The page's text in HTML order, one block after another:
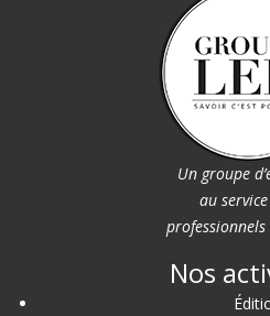
Un groupe
au
professionnels
Nos